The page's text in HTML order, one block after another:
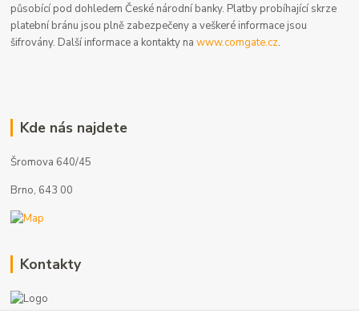
působící pod dohledem České národní banky. Platby probíhající skrze
platební bránu jsou plně zabezpečeny a veškeré informace jsou
šifrovány. Další informace a kontakty nawww.comgate.cz.
Kde nás najdete
Šromova 640/45
Brno, 643 00
Kontakty